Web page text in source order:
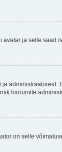
avatar ja selle saad
administraatoreid.
foorumite
on selle